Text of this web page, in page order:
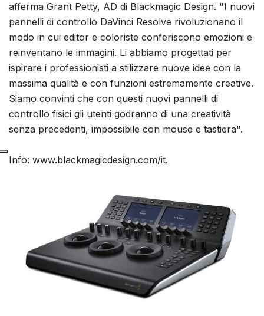
afferma Grant Petty, AD di Blackmagic Design. "I nuovi
pannelli di controllo DaVinci Resolve rivoluzionano il
modo in cui editor e coloriste conferiscono emozioni e
reinventano le immagini. Li abbiamo progettati per
ispirare i professionisti a stilizzare nuove idee con la
massima qualità e con funzioni estremamente creative.
Siamo convinti che con questi nuovi pannelli di
controllo fisici gli utenti godranno di una creatività
senza precedenti, impossibile con mouse e tastiera".
Info: www.blackmagicdesign.com/it.